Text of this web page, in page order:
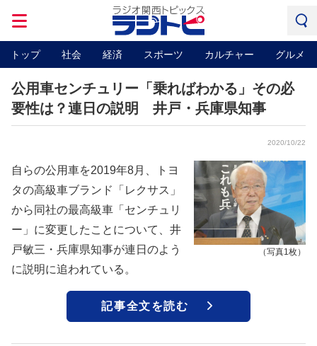
トップ 社会 経済 スポーツ カルチャー グルメ
公用車センチュリー「乗ればわかる」その必
要性は？連日の説明 井戸・兵庫県知事
2020/10/22
（写真1枚）
自らの公用車を2019年8月、トヨ
タの高級車ブランド「レクサス」
から同社の最高級車「センチュリ
ー」に変更したことについて、井
戸敏三・兵庫県知事が連日のよう
に説明に追われている。
記事全文を読む